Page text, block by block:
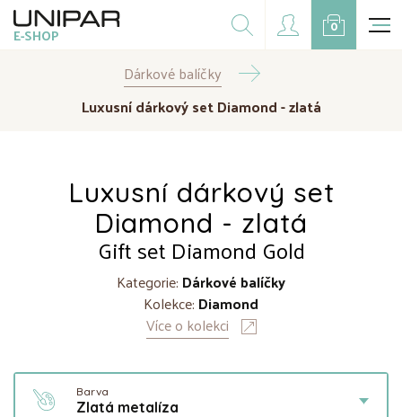
E-SHOP
Dárkové balíčky
Doplňky
Doprodej
Kampaně
CZK EUR
0
Dárkové balíčky
Luxusní dárkový set Diamond - zlatá
Luxusní dárkový set
Diamond - zlatá
Gift set Diamond Gold
Kategorie: Dárkové balíčky
Kolekce: Diamond
Více o kolekci
Barva
Zlatá metalíza